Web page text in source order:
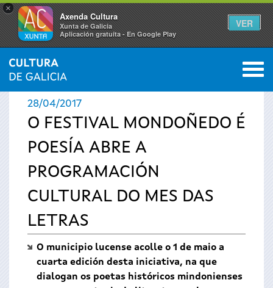
×
Axenda Cultura
Xunta de Galicia
Aplicación gratuíta - En Google Play
VER
Vostede
está
aquí
INICIO › ACTUALIDADE 0
28/04/2017
O FESTIVAL MONDOÑEDO É
POESÍA ABRE A
PROGRAMACIÓN
CULTURAL DO MES DAS
LETRAS
O municipio lucense acolle o 1 de maio a
cuarta edición desta iniciativa, na que
dialogan os poetas históricos mindonienses